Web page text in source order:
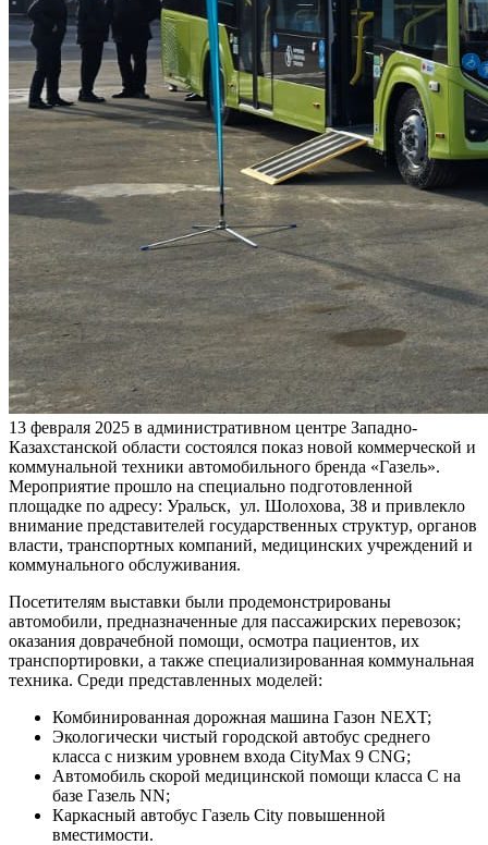
13 февраля 2025 в административном центре Западно-
Казахстанской области состоялся показ новой коммерческой и
коммунальной техники автомобильного бренда «Газель».
Мероприятие прошло на специально подготовленной
площадке по адресу: Уральск, ул. Шолохова, 38 и привлекло
внимание представителей государственных структур, органов
власти, транспортных компаний, медицинских учреждений и
коммунального обслуживания.
Посетителям выставки были продемонстрированы
автомобили, предназначенные для пассажирских перевозок;
оказания доврачебной помощи, осмотра пациентов, их
транспортировки, а также специализированная коммунальная
техника. Среди представленных моделей:
Комбинированная дорожная машина Газон NEXT;
Экологически чистый городской автобус среднего
класса с низким уровнем входа CityMax 9 CNG;
Автомобиль скорой медицинской помощи класса С на
базе Газель NN;
Каркасный автобус Газель City повышенной
вместимости.